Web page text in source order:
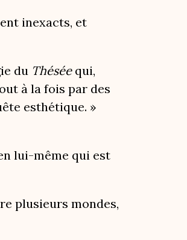
inexacts, et
du Thésée qui,
à la fois par des
esthétique. »
lui-même qui est
plusieurs mondes,